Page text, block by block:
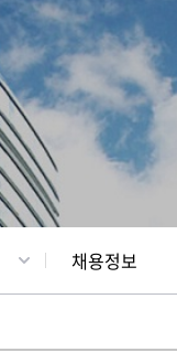
일반현황
채용정보